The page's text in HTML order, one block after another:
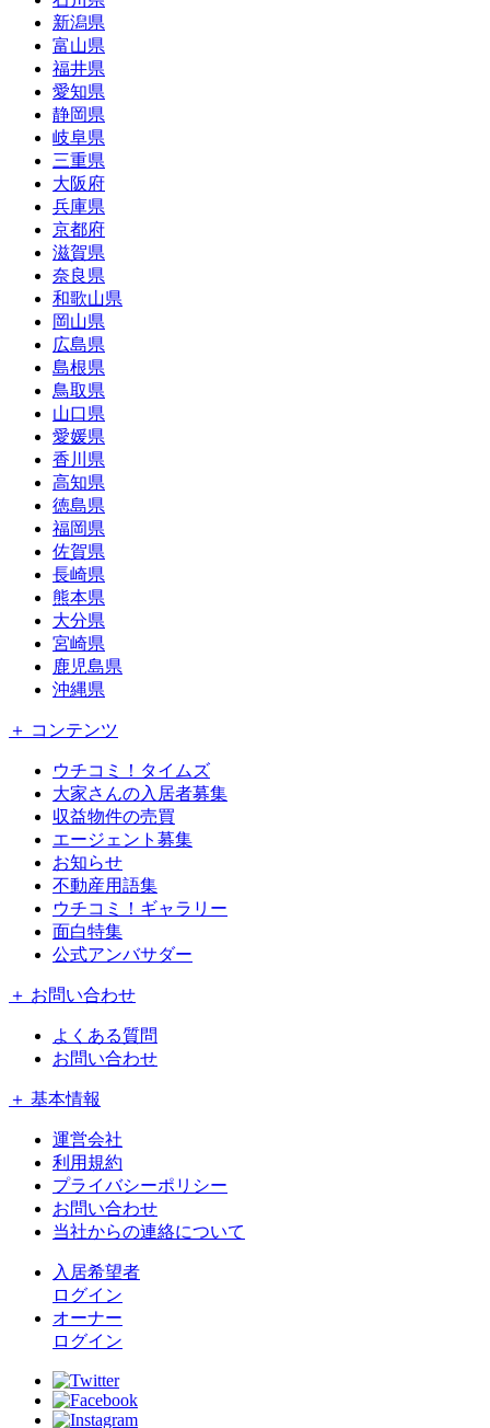
新潟県
富山県
福井県
愛知県
静岡県
岐阜県
三重県
大阪府
兵庫県
京都府
滋賀県
奈良県
和歌山県
岡山県
広島県
島根県
鳥取県
山口県
愛媛県
香川県
高知県
徳島県
福岡県
佐賀県
長崎県
熊本県
大分県
宮崎県
鹿児島県
沖縄県
＋ コンテンツ
ウチコミ！タイムズ
大家さんの入居者募集
収益物件の売買
エージェント募集
お知らせ
不動産用語集
ウチコミ！ギャラリー
面白特集
公式アンバサダー
＋ お問い合わせ
よくある質問
お問い合わせ
＋ 基本情報
運営会社
利用規約
プライバシーポリシー
お問い合わせ
当社からの連絡について
入居希望者
ログイン
オーナー
ログイン